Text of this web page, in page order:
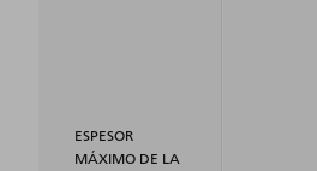
ESPESOR
MÁXIMO DE LA